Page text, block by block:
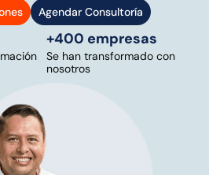
Agendar Consultoría
+400 empresas
Se han transformado con
nosotros